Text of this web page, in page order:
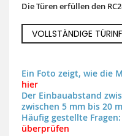
Die Türen erfüllen den
VOLLSTÄNDIGE
Ein Foto zeigt, wie die
hier
Der Einbauabstand
zwischen 5 mm bis 20
Häufig gestellte Fragen:
überprüfen